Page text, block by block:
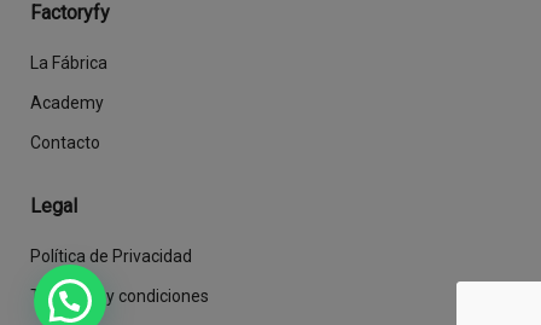
Factoryfy
La Fábrica
Academy
Contacto
Legal
Política de Privacidad
Términos y condiciones